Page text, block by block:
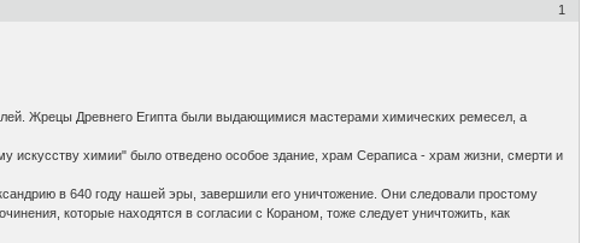
1
Жрецы Древнего Египта были выдающимися мастерами химических ремесел, а
искусству химии" было отведено особое здание, храм Сераписа - храм жизни, смерти и
в 640 году нашей эры, завершили его уничтожение. Они следовали простому
которые находятся в согласии с Кораном, тоже следует уничтожить, как